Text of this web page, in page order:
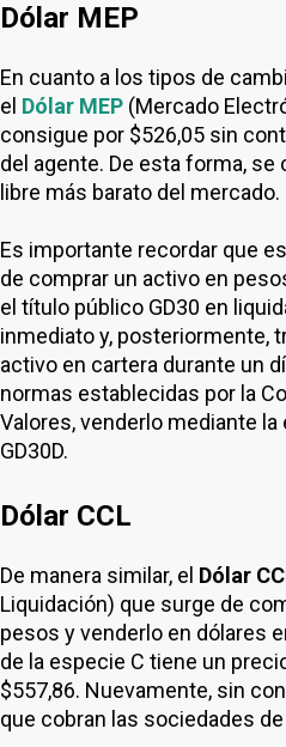
Dólar MEP
En cuanto a los tipos de
el Dólar MEP (Mercado
consigue por $526,05 sin
del agente. De esta forma, se
libre más barato del mercado.
Es importante recordar que
de comprar un activo en
el título público GD30 en
inmediato y, posteriormente,
activo en cartera durante un
normas establecidas por la
Valores, venderlo mediante
GD30D.
Dólar CCL
De manera similar, el Dólar
Liquidación) que surge de
pesos y venderlo en dólares
de la especie C tiene un
$557,86. Nuevamente, sin
que cobran las sociedades